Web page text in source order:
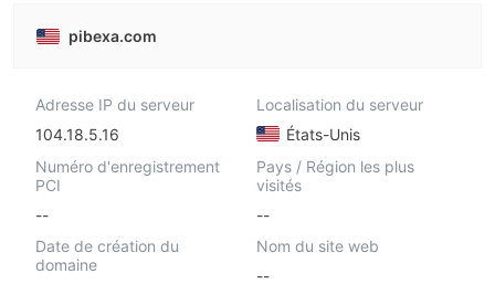
pibexa.com
Adresse IP du serveur
104.18.5.16
Localisation du serveur
États-Unis
Numéro d'enregistrement
PCI
--
Pays / Région les plus
visités
--
Date de création du
domaine
Nom du site web
--